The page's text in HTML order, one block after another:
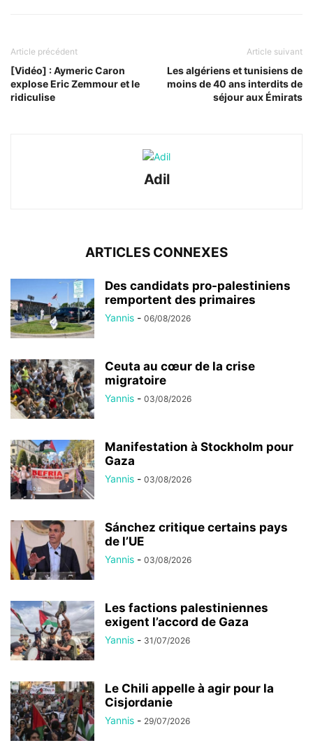
Article précédent
[Vidéo] : Aymeric Caron
explose Eric Zemmour et le
ridiculise
Article suivant
Les algériens et tunisiens de
moins de 40 ans interdits de
séjour aux Émirats
Adil
ARTICLES CONNEXES
Des candidats pro-palestiniens
remportent des primaires
Yannis - 06/08/2026
Ceuta au cœur de la crise
migratoire
Yannis - 03/08/2026
Manifestation à Stockholm pour
Gaza
Yannis - 03/08/2026
Sánchez critique certains pays
de l’UE
Yannis - 03/08/2026
Les factions palestiniennes
exigent l’accord de Gaza
Yannis - 31/07/2026
Le Chili appelle à agir pour la
Cisjordanie
Yannis - 29/07/2026